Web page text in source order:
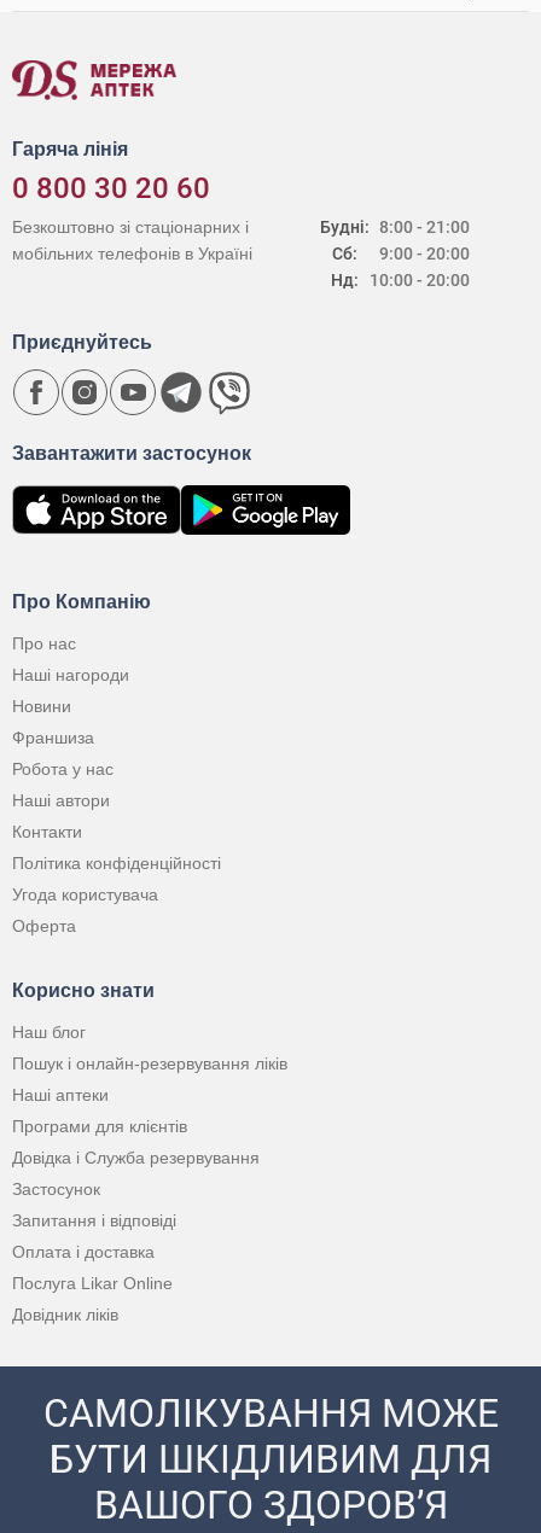
Гаряча лінія
0 800 30 20 60
Будні:
Сб:
Нд:
8:00 - 21:00
9:00 - 20:00
10:00 - 20:00
Безкоштовно зі стаціонарних і
мобільних телефонів в Україні
Про Компанію
Про нас
Наші нагороди
Новини
Франшиза
Робота у нас
Наші автори
Контакти
Політика конфіденційності
Угода користувача
Оферта
Корисно знати
Наш блог
Пошук і онлайн-резервування ліків
Наші аптеки
Програми для клієнтів
Довідка і Служба резервування
Застосунок
Запитання і відповіді
Оплата і доставка
Послуга Likar Online
Довідник ліків
Завантажити застосунок
Приєднуйтесь
САМОЛІКУВАННЯ МОЖЕ
БУТИ ШКІДЛИВИМ ДЛЯ
ВАШОГО ЗДОРОВ’Я